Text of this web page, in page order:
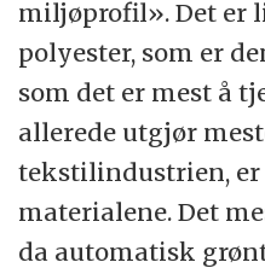
miljøprofil». Det er
polyester, som er
som det er mest å
allerede utgjør
tekstilindustrien, er
materialene. Det
da automatisk